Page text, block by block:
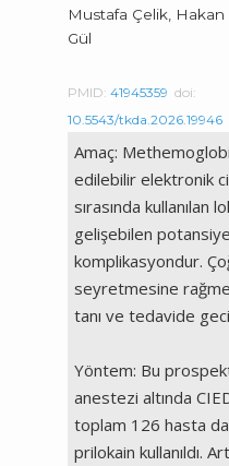
Mustafa Çelik, Hakan
Gül
PMID:41945359 doi:
10.5543/tkda.2026.19946
Amaç:
edilebilir elektronik
sırasında kullanılan
gelişebilen
komplikasyondur.
seyretmesine
tanı ve tedavide
Yöntem: Bu
anestezi altında
toplam 126 hasta
prilokain kullanıldı.